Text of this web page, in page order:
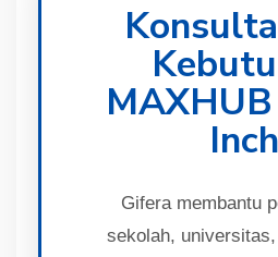
Inch
Gifera membantu
sekolah,